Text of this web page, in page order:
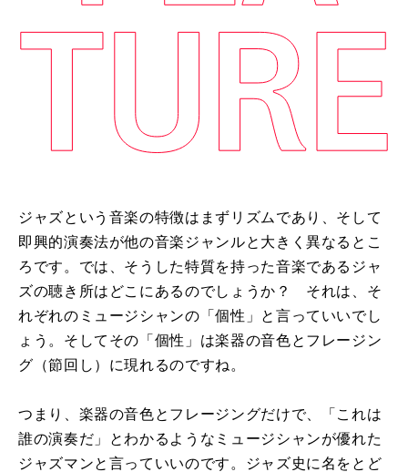
ジャズという音楽の特徴はまずリズムであり、そして
即興的演奏法が他の音楽ジャンルと大きく異なるとこ
ろです。では、そうした特質を持った音楽であるジャ
ズの聴き所はどこにあるのでしょうか？ それは、そ
れぞれのミュージシャンの「個性」と言っていいでし
ょう。そしてその「個性」は楽器の音色とフレージン
グ（節回し）に現れるのですね。
つまり、楽器の音色とフレージングだけで、「これは
誰の演奏だ」とわかるようなミュージシャンが優れた
ジャズマンと言っていいのです。ジャズ史に名をとど